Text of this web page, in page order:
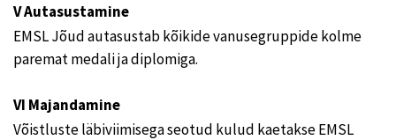
V Autasustamine
EMSL Jõud autasustab kõikide vanusegruppide kolme
paremat medali ja diplomiga.
VI Majandamine
Võistluste läbiviimisega seotud kulud kaetakse EMSL